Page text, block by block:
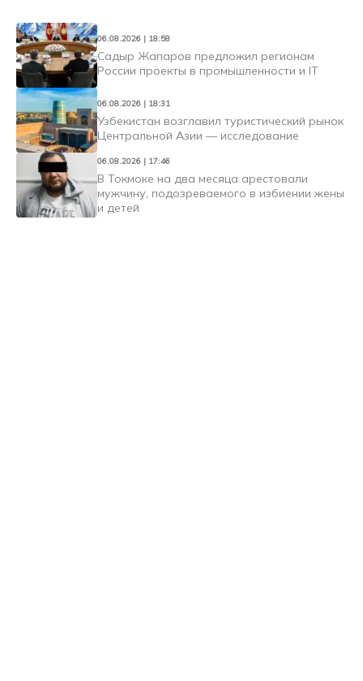
06.08.2026 | 18:58
Садыр Жапаров предложил регионам
России проекты в промышленности и IT
06.08.2026 | 18:31
Узбекистан возглавил туристический рынок
Центральной Азии — исследование
06.08.2026 | 17:46
В Токмоке на два месяца арестовали
мужчину, подозреваемого в избиении жены
и детей